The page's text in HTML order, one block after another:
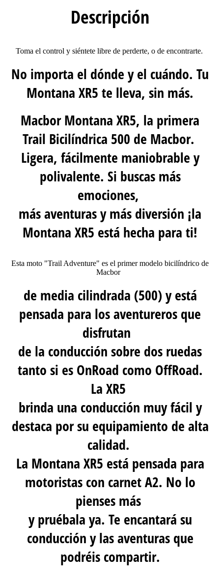
Descripción
Toma el control y siéntete libre de perderte, o de encontrarte.
No importa el dónde y el cuándo. Tu
Montana XR5 te lleva, sin más.
Macbor Montana XR5, la primera
Trail Bicilíndrica 500 de Macbor.
Ligera, fácilmente maniobrable y
polivalente. Si buscas más
emociones,
más aventuras y más diversión ¡la
Montana XR5 está hecha para ti!
Esta moto "Trail Adventure" es el primer modelo bicilíndrico de
Macbor
de media cilindrada (500) y está
pensada para los aventureros que
disfrutan
de la conducción sobre dos ruedas
tanto si es OnRoad como OffRoad.
La XR5
brinda una conducción muy fácil y
destaca por su equipamiento de alta
calidad.
La Montana XR5 está pensada para
motoristas con carnet A2. No lo
pienses más
y pruébala ya. Te encantará su
conducción y las aventuras que
podréis compartir.